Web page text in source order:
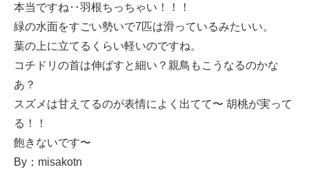
本当ですね‥羽根ちっちゃい！！！
緑の水面をすごい勢いで7匹は滑っているみたいい。
葉の上に立てるくらい軽いのですね。
コチドリの首は伸ばすと細い？親鳥もこうなるのかな
あ？
スズメは甘えてるのが表情によく出てて〜 胡桃が実って
る！！
飽きないです〜
By：misakotn